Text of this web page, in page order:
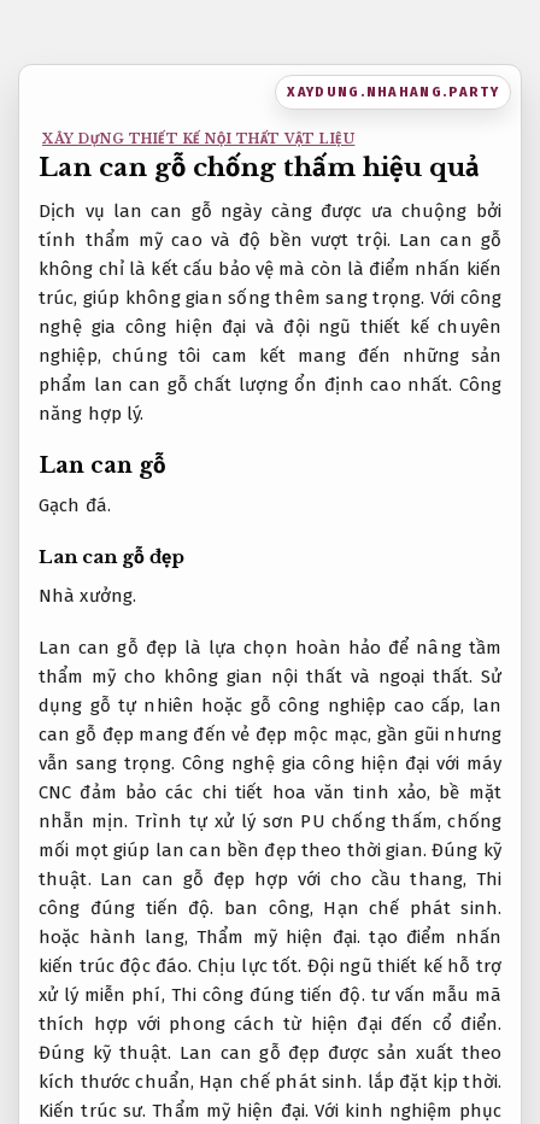
nội
XAYDUNG.NHAHANG.PARTY
XÂY DỰNG THIẾT KẾ NỘI THẤT VẬT LIỆU
Lan can gỗ chống thấm hiệu quả
Dịch vụ lan can gỗ ngày càng được ưa chuộng bởi
tính thẩm mỹ cao và độ bền vượt trội. Lan can gỗ
không chỉ là kết cấu bảo vệ mà còn là điểm nhấn kiến
trúc, giúp không gian sống thêm sang trọng. Với công
nghệ gia công hiện đại và đội ngũ thiết kế chuyên
nghiệp, chúng tôi cam kết mang đến những sản
phẩm lan can gỗ chất lượng ổn định cao nhất. Công
năng hợp lý.
Lan can gỗ
Gạch đá.
Lan can gỗ đẹp
Nhà xưởng.
Lan can gỗ đẹp là lựa chọn hoàn hảo để nâng tầm
thẩm mỹ cho không gian nội thất và ngoại thất. Sử
dụng gỗ tự nhiên hoặc gỗ công nghiệp cao cấp, lan
can gỗ đẹp mang đến vẻ đẹp mộc mạc, gần gũi nhưng
vẫn sang trọng. Công nghệ gia công hiện đại với máy
CNC đảm bảo các chi tiết hoa văn tinh xảo, bề mặt
nhẵn mịn. Trình tự xử lý sơn PU chống thấm, chống
mối mọt giúp lan can bền đẹp theo thời gian.Đúng kỹ
thuật. Lan can gỗ đẹp hợp với cho cầu thang, Thi
công đúng tiến độ. ban công, Hạn chế phát sinh.
hoặc hành lang,Thẩm mỹ hiện đại. tạo điểm nhấn
kiến trúc độc đáo. Chịu lực tốt. Đội ngũ thiết kế hỗ trợ
xử lý miễn phí, Thi công đúng tiến độ. tư vấn mẫu mã
thích hợp với phong cách từ hiện đại đến cổ điển.
Đúng kỹ thuật. Lan can gỗ đẹp được sản xuất theo
kích thước chuẩn, Hạn chế phát sinh. lắp đặt kịp thời.
Kiến trúc sư. Thẩm mỹ hiện đại. Với kinh nghiệm phục